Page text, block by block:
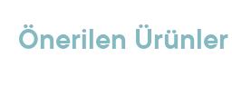
Önerilen Ürünler